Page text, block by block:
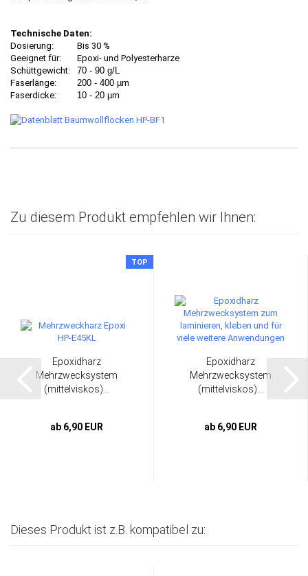
Technische Daten:
Dosierung:
Bis 30 %
Geeignet für:
Epoxi- und Polyesterharze
Schüttgewicht:
70 - 90 g/L
Faserlänge:
200 - 400 µm
Faserdicke:
10 - 20 µm
Zu diesem Produkt empfehlen wir Ihnen:
TOP
Epoxidharz
Mehrzwecksystem
(mittelviskos)...
ab 6,90 EUR
Epoxidharz
Mehrzwecksystem
(mittelviskos)...
ab 6,90 EUR
Dieses Produkt ist z.B. kompatibel zu: